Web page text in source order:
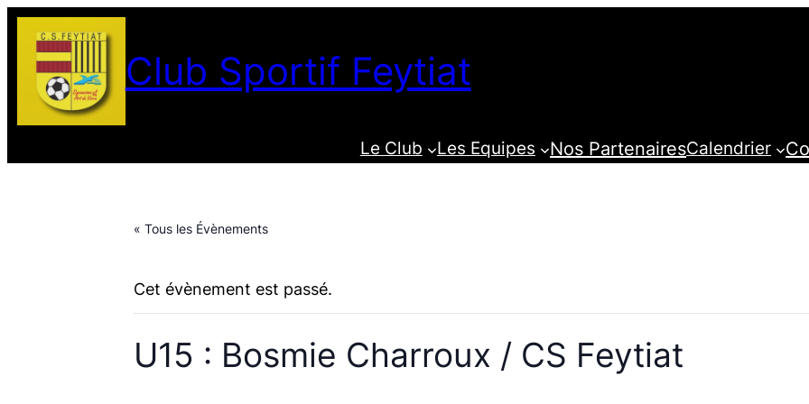
Club Sportif Feytiat
Le Club Les Equipes Nos PartenairesCalendrier
« Tous les Évènements
Cet évènement est passé.
U15 : Bosmie Charroux / CS Feytiat